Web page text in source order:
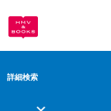
詳細検索